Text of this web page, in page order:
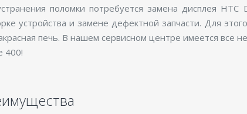
поломки потребуется замена дисплея
устройства и замене дефектной запчасти. Для
печь. В нашем сервисном центре имеется все
400!